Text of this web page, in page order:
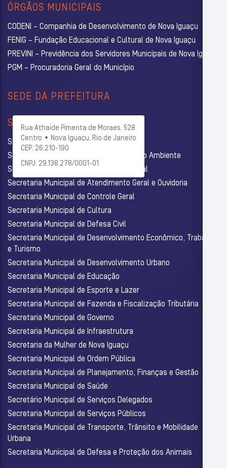
ÓRGÃOS MUNICIPAIS
CODENI – Companhia de Desenvolvimento de Nova Iguaçu
FENIG – Fundação Educacional e Cultural de Nova Iguaçu
PREVINI – Previdência dos Servidores Municipais de Nova Iguaçu
PGM – Procuradoria Geral do Município
SEDE DA PREFEITURA
Rua Athaide Pimenta de Moraes, 528
Centro • Nova Iguaçu, Rio de Janeiro
CEP: 26.210-190
CNPJ: 29.138.278/0001-01
SECRETARIAS
Secretaria Municipal de Administração
Secretaria Municipal de Agricultura e Meio Ambiente
Secretaria Municipal de Assistência Social
Secretaria Municipal de Atendimento Geral e Ouvidoria
Secretaria Municipal de Controle Geral
Secretaria Municipal de Cultura
Secretaria Municipal de Defesa Civil
Secretaria Municipal de Desenvolvimento Econômico, Trabalho
e Turismo
Secretaria Municipal de Desenvolvimento Urbano
Secretaria Municipal de Educação
Secretaria Municipal de Esporte e Lazer
Secretaria Municipal de Fazenda e Fiscalização Tributária
Secretaria Municipal de Governo
Secretaria Municipal de Infraestrutura
Secretaria da Mulher de Nova Iguaçu
Secretaria Municipal de Ordem Pública
Secretaria Municipal de Planejamento, Finanças e Gestão
Secretaria Municipal de Saúde
Secretário Municipal de Serviços Delegados
Secretaria Municipal de Serviços Públicos
Secretaria Municipal de Transporte, Trânsito e Mobilidade
Urbana
Secretaria Municipal de Defesa e Proteção dos Animais